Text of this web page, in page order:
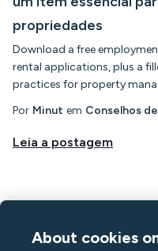
propriedades
Download a free
rental applications, plus a
practices for property
Por Minut em Conselhos
Leia a postagem
Sensor M3
About cookies